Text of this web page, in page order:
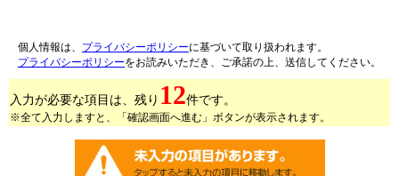
個人情報は、 プライバシーポリシーに基づいて取り扱われます。
プライバシーポリシーをお読みいただき、ご承諾の上、送信してください。
入力が必要な項目は、残り 12件です。
※全て入力しますと、「確認画面へ進む」ボタンが表示されます。